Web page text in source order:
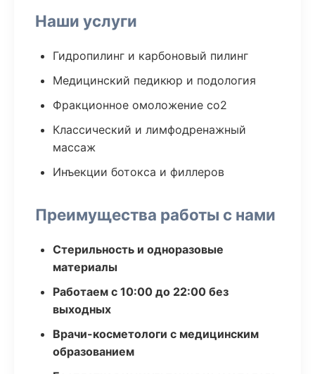
Наши услуги
Гидропилинг и карбоновый пилинг
Медицинский педикюр и подология
Фракционное омоложение co2
Классический и лимфодренажный
массаж
Инъекции ботокса и филлеров
Преимущества работы с нами
Стерильность и одноразовые
материалы
Работаем с 10:00 до 22:00 без
выходных
Врачи-косметологи с медицинским
образованием